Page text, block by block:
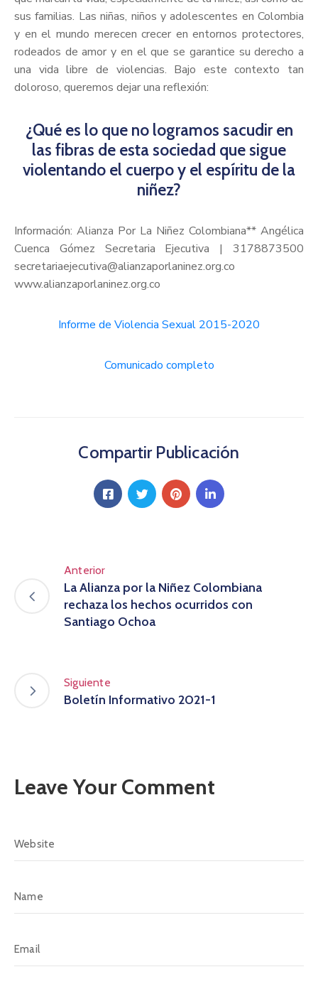
sus familias. Las niñas, niños y adolescentes en Colombia
y en el mundo merecen crecer en entornos protectores,
rodeados de amor y en el que se garantice su derecho a
una vida libre de violencias. Bajo este contexto tan
doloroso, queremos dejar una reflexión:
¿Qué es lo que no logramos sacudir en
las fibras de esta sociedad que sigue
violentando el cuerpo y el espíritu de la
niñez?
Información: Alianza Por La Niñez Colombiana** Angélica
Cuenca Gómez Secretaria Ejecutiva | 3178873500
secretariaejecutiva@alianzaporlaninez.org.co
www.alianzaporlaninez.org.co
Informe de Violencia Sexual 2015-2020
Comunicado completo
Compartir Publicación
Anterior
La Alianza por la Niñez Colombiana
rechaza los hechos ocurridos con
Santiago Ochoa
Siguiente
Boletín Informativo 2021-1
Leave Your Comment